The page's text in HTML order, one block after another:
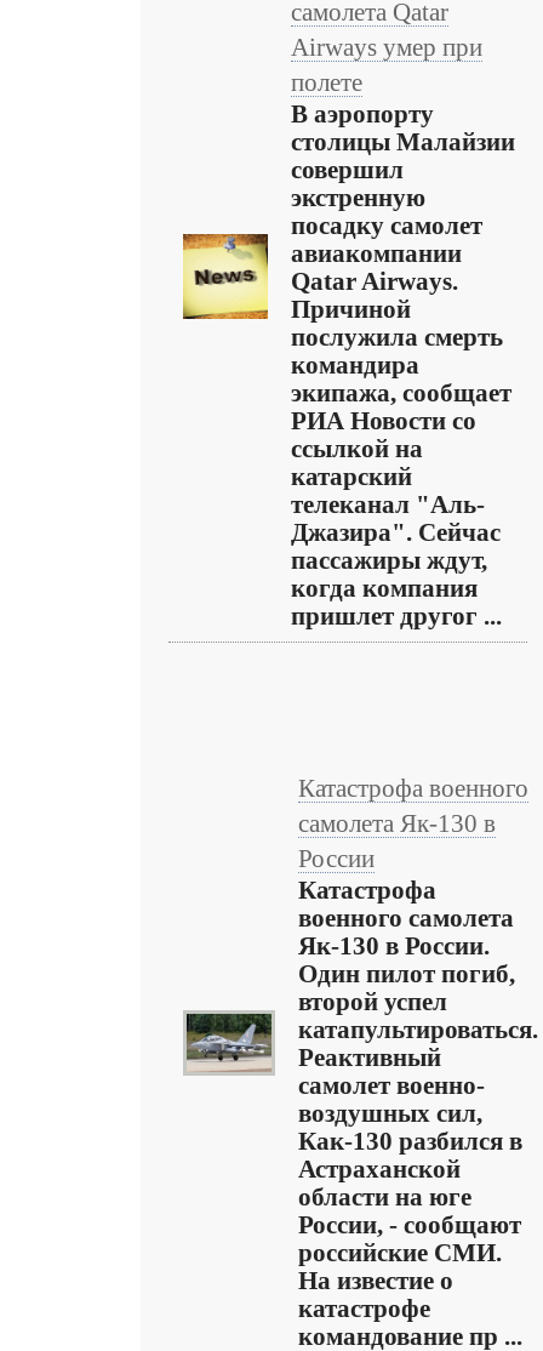
самолета Qatar
Airways умер при
полете
В аэропорту
столицы Малайзии
совершил
экстренную
посадку самолет
авиакомпании
Qatar Airways.
Причиной
послужила смерть
командира
экипажа, сообщает
РИА Новости со
ссылкой на
катарский
телеканал "Аль-
Джазира". Сейчас
пассажиры ждут,
когда компания
пришлет другог ...
Катастрофа военного
самолета Як-130 в
России
Катастрофа
военного самолета
Як-130 в России.
Один пилот погиб,
второй успел
катапультироваться.
Реактивный
самолет военно-
воздушных сил,
Как-130 разбился в
Астраханской
области на юге
России, - сообщают
российские СМИ.
На известие о
катастрофе
командование пр ...